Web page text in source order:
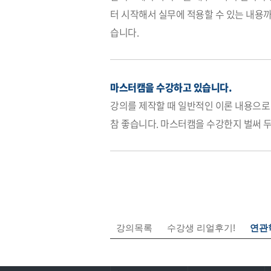
강의목록 수강생 리얼후기! 연관